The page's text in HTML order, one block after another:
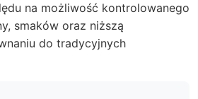
na możliwość kontrolowanego
smaków oraz niższą
do tradycyjnych